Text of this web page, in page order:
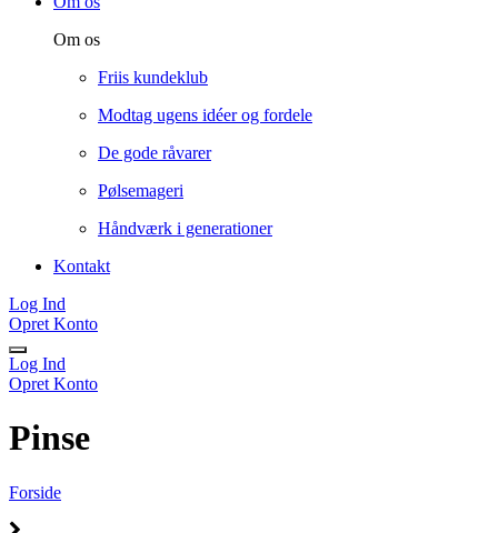
Om os
Friis kundeklub
Modtag ugens idéer og fordele
De gode råvarer
Pølsemageri
Håndværk i generationer
Kontakt
Log Ind
Opret Konto
Log Ind
Opret Konto
Pinse
Forside